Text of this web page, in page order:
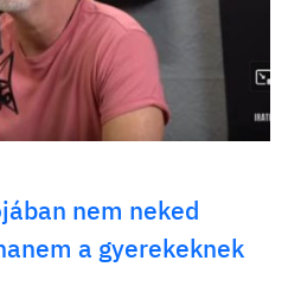
nem neked
a gyerekeknek